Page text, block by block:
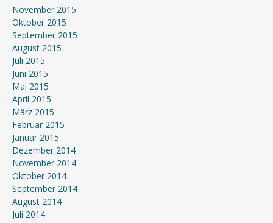
November 2015
Oktober 2015
September 2015
August 2015
Juli 2015
Juni 2015
Mai 2015
April 2015
März 2015
Februar 2015
Januar 2015
Dezember 2014
November 2014
Oktober 2014
September 2014
August 2014
Juli 2014